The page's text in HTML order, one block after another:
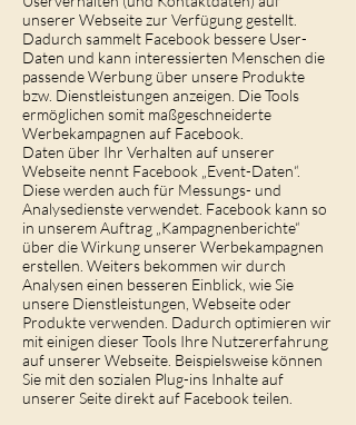
unserer Webseite zur Verfügung gestellt.
Dadurch sammelt Facebook bessere User-
Daten und kann interessierten Menschen die
passende Werbung über unsere Produkte
bzw. Dienstleistungen anzeigen. Die Tools
ermöglichen somit maßgeschneiderte
Werbekampagnen auf Facebook.
Daten über Ihr Verhalten auf unserer
Webseite nennt Facebook „Event-Daten“.
Diese werden auch für Messungs- und
Analysedienste verwendet. Facebook kann so
in unserem Auftrag „Kampagnenberichte“
über die Wirkung unserer Werbekampagnen
erstellen. Weiters bekommen wir durch
Analysen einen besseren Einblick, wie Sie
unsere Dienstleistungen, Webseite oder
Produkte verwenden. Dadurch optimieren wir
mit einigen dieser Tools Ihre Nutzererfahrung
auf unserer Webseite. Beispielsweise können
Sie mit den sozialen Plug-ins Inhalte auf
unserer Seite direkt auf Facebook teilen.